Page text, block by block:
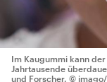
Im Kaugummi kann
Jahrtausende
und Forscher. ©